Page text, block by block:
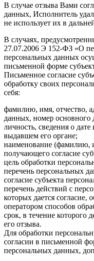
В случае отзыва Вами
данных, Исполнитель
не использует их в
В случаях,
27.07.2006 Э 152-ФЗ «О
персональных данных
письменной форме
Письменное согласие
обработку своих
себя:
фамилию, имя, отчество,
данных, номер основного
личность, сведения о
выдавшем его органе;
наименование (фамилию,
получающего согласие
цель обработки
перечень персональных
согласие субъекта
перечень действий с
которых дается
оператором способов
срок, в течение которого
его отзыва.
Для обработки
согласии в письменной
персональных данных,